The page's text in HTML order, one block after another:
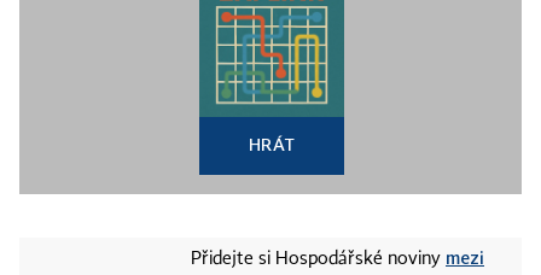
HRÁT
Přidejte si Hospodářské noviny mezi